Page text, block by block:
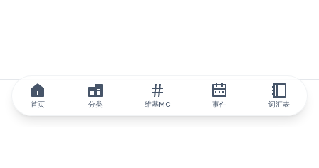
首页 分类 维基MC 事件 词汇表